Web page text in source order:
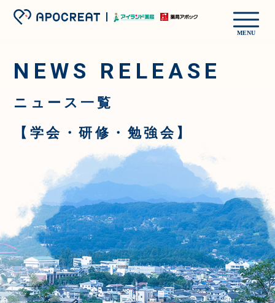
MENU
NEWS RELEASE
ニュース一覧
【学会・研修・勉強会】